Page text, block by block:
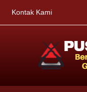
Kontak Kami